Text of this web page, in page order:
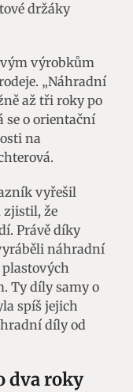
držáky
výrobkům
„Náhradní
až tři roky po
se o orientační
na
vyřešil
zjistil, že
Právě díky
náhradní
Ty díly samy o
spíš jejich
díly od
dva roky